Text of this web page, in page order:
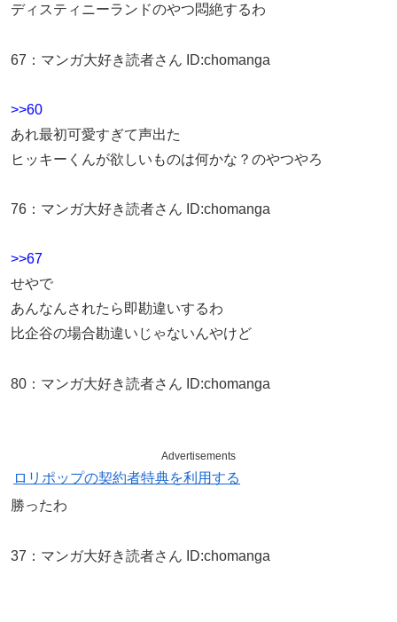
ディスティニーランドのやつ悶絶するわ
67 ： マンガ大好き読者さん ID:chomanga
>>60
あれ最初可愛すぎて声出た
ヒッキーくんが欲しいものは何かな？のやつやろ
76 ： マンガ大好き読者さん ID:chomanga
>>67
せやで
あんなんされたら即勘違いするわ
比企谷の場合勘違いじゃないんやけど
80 ： マンガ大好き読者さん ID:chomanga
Advertisements
ロリポップの契約者特典を利用する
勝ったわ
37 ： マンガ大好き読者さん ID:chomanga